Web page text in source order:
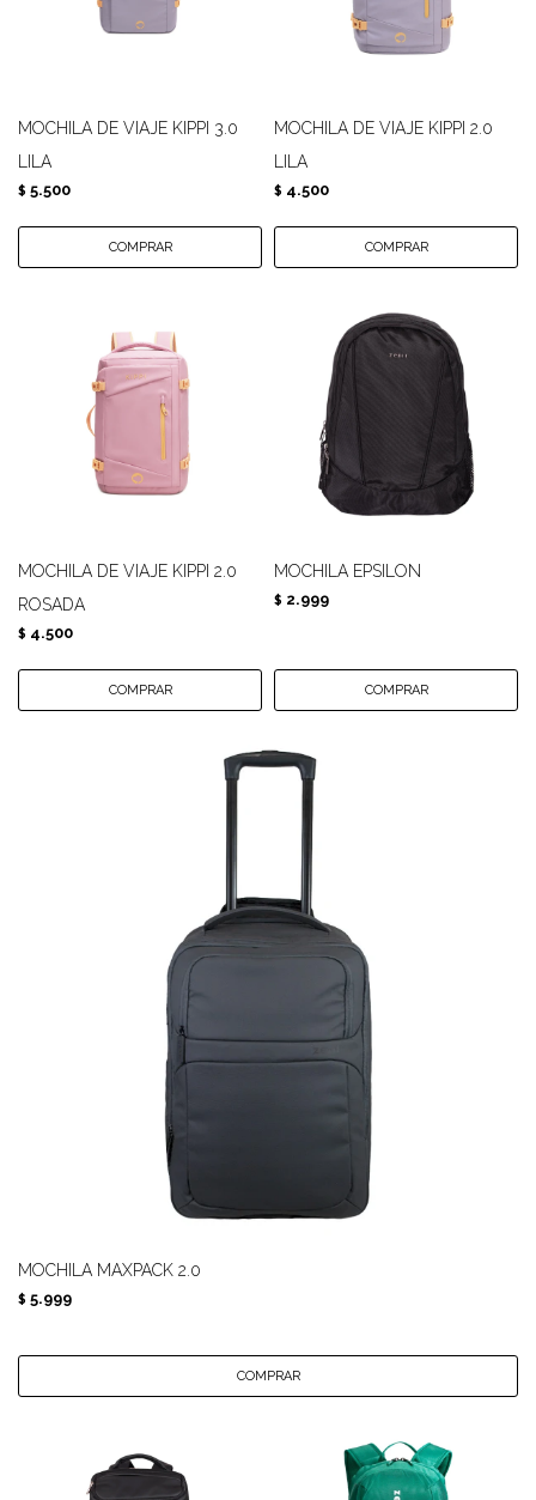
MOCHILA DE VIAJE KIPPI 3.0
LILA
$ 5.500
MOCHILA DE VIAJE KIPPI 2.0
LILA
$ 4.500
MOCHILA DE VIAJE KIPPI 2.0
ROSADA
$ 4.500
MOCHILA EPSILON
$ 2.999
MOCHILA MAXPACK 2.0
$ 5.999